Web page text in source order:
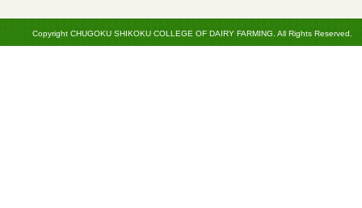
Copyright CHUGOKU SHIKOKU COLLEGE OF DAIRY FARMING. All Rights Reserved.